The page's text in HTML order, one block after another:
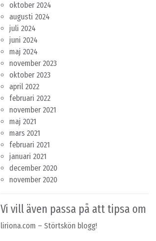
oktober 2024
augusti 2024
juli 2024
juni 2024
maj 2024
november 2023
oktober 2023
april 2022
februari 2022
november 2021
maj 2021
mars 2021
februari 2021
januari 2021
december 2020
november 2020
Vi vill även passa på att tipsa om
liriona.com – Störtskön blogg!